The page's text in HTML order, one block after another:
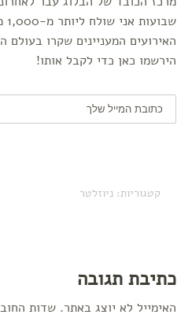
האירועים המעניינים שקרו
הירשמו כאן כדי לקבל אותו!
קטגוריות: ניוזלטר
כתיבת תגובה
האימייל לא יוצג באתר. שדות